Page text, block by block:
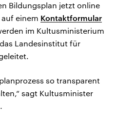
Bildungsplan jetzt online
einem Kontaktformular
im Kultusministerium
Landesinstitut für
so transparent
sagt Kultusminister